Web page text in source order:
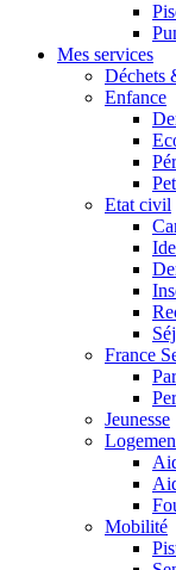
Mes services
Déchets
Enfance
Etat civil
France
Jeunesse
Mobilité